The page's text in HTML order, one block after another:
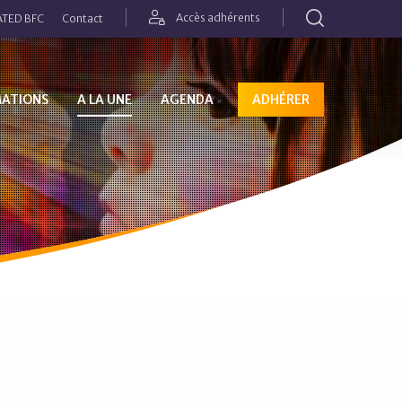
BFC Contact Accès adhérents
A LA UNE AGENDA ADHÉRER